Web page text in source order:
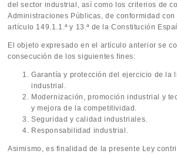
del sector industrial, así como los criterios de
Administraciones Públicas, de conformidad con
artículo 149.1.1.ª y 13.ª de la Constitución
El objeto expresado en el artículo anterior se
consecución de los siguientes fines:
Garantía y protección del ejercicio de la
industrial.
Modernización, promoción industrial y
y mejora de la competitividad.
Seguridad y calidad industriales.
Responsabilidad industrial.
Asimismo, es finalidad de la presente Ley